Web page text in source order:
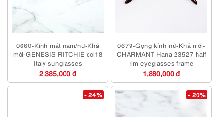
0660-Kính mát nam/nữ-Khá
mới-GENESIS RITCHIE col18
Italy sunglasses
2,385,000 đ
0679-Gọng kính nữ-Khá mới-
CHARMANT Hana 23527 half
rim eyeglasses frame
1,880,000 đ
- 24% - 20%